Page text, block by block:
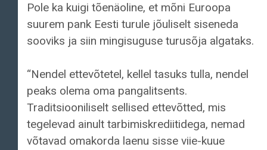
Pole ka kuigi tõenäoline, et mõni Euroopa
suurem pank Eesti turule jõuliselt siseneda
sooviks ja siin mingisuguse turusõja algataks.
“Nendel ettevõtetel, kellel tasuks tulla, nendel
peaks olema oma pangalitsents.
Traditsiooniliselt sellised ettevõtted, mis
tegelevad ainult tarbimiskrediitidega, nemad
võtavad omakorda laenu sisse viie-kuue